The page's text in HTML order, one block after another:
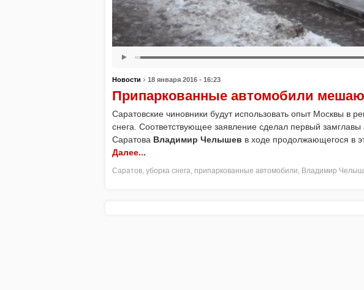
Новости › 18 января 2016 - 16:23
Припаркованные автомобили
Саратовские чиновники будут использовать опыт Москвы в
снега. Соответствующее заявление сделал первый
Саратова Владимир Челышев в ходе продолжающегося в
Далее...
Саратов, уборка снега, припаркованные автомобили, Владимир